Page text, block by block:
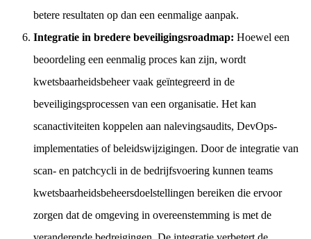
betere resultaten op dan een eenmalige aanpak.
Integratie in bredere beveiligingsroadmap: Hoewel een
beoordeling een eenmalig proces kan zijn, wordt
kwetsbaarheidsbeheer vaak geïntegreerd in de
beveiligingsprocessen van een organisatie. Het kan
scanactiviteiten koppelen aan nalevingsaudits, DevOps-
implementaties of beleidswijzigingen. Door de integratie van
scan- en patchcycli in de bedrijfsvoering kunnen teams
kwetsbaarheidsbeheersdoelstellingen bereiken die ervoor
zorgen dat de omgeving in overeenstemming is met de